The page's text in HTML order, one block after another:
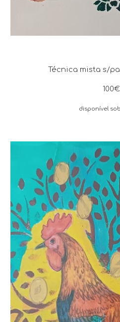
Técnica mista s/
100€
disponível